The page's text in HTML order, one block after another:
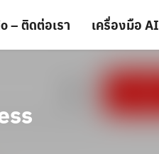
– ติดต่อเรา เครื่องมือ AI